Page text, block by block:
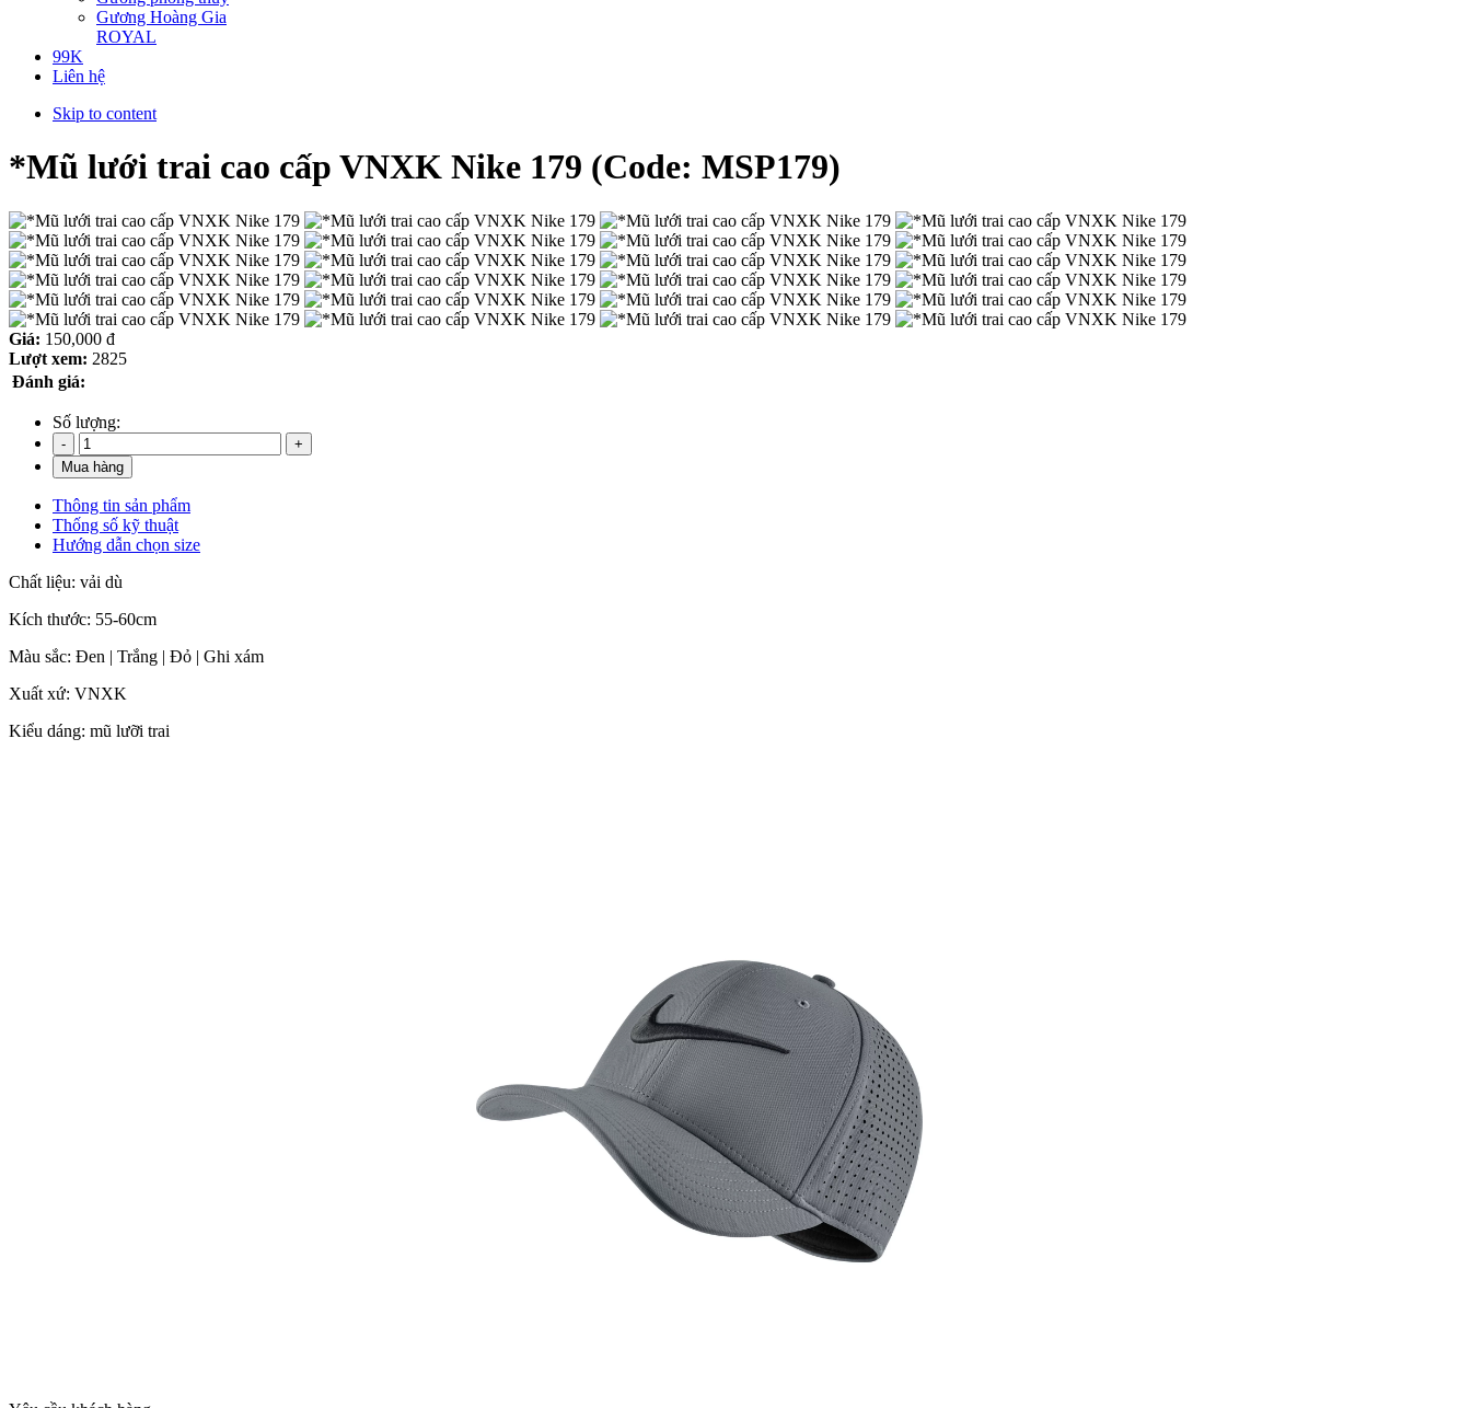
Gương Hoàng Gia
ROYAL
99K
Liên hệ
Skip to content
*Mũ lưới trai cao cấp VNXK Nike 179 (Code: MSP179)
Giá: 150,000 đ
Lượt xem: 2825
Đánh giá:
Số lượng:
Thông tin sản phẩm
Thống số kỹ thuật
Hướng dẫn chọn size
Chất liệu: vải dù
Kích thước: 55-60cm
Màu sắc: Đen | Trắng | Đỏ | Ghi xám
Xuất xứ: VNXK
Kiểu dáng: mũ lưỡi trai